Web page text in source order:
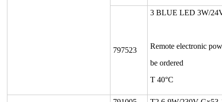
797523
3 BLUE LED 3W/
Remote electronic
be ordered
T 40°C